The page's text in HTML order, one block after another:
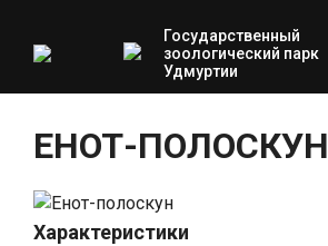
Государственный
зоологический парк
Удмуртии
ЕНОТ-ПОЛОСКУН
Характеристики